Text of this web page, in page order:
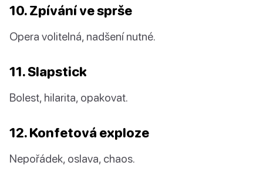
10. Zpívání ve sprše
Opera volitelná, nadšení nutné.
11. Slapstick
Bolest, hilarita, opakovat.
12. Konfetová exploze
Nepořádek, oslava, chaos.